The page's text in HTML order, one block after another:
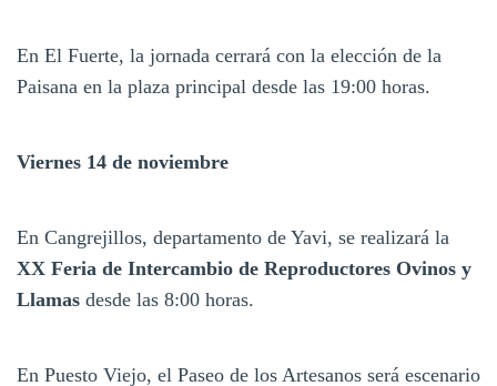
En El Fuerte, la jornada cerrará con la elección de la
Paisana en la plaza principal desde las 19:00 horas.
Viernes 14 de noviembre
En Cangrejillos, departamento de Yavi, se realizará la
XX Feria de Intercambio de Reproductores Ovinos y
Llamas desde las 8:00 horas.
En Puesto Viejo, el Paseo de los Artesanos será escenario